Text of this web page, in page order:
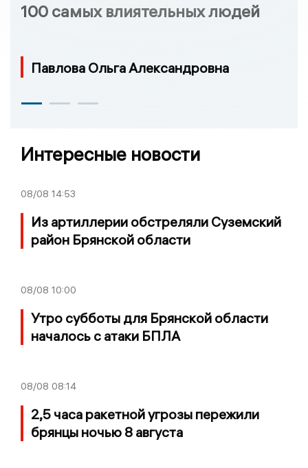
100 самых влиятельных людей
Павлова Ольга Александровна
Интересные новости
08/08 14:53
Из артиллерии обстреляли Суземский
район Брянской области
08/08 10:00
Утро субботы для Брянской области
началось с атаки БПЛА
08/08 08:14
2,5 часа ракетной угрозы пережили
брянцы ночью 8 августа